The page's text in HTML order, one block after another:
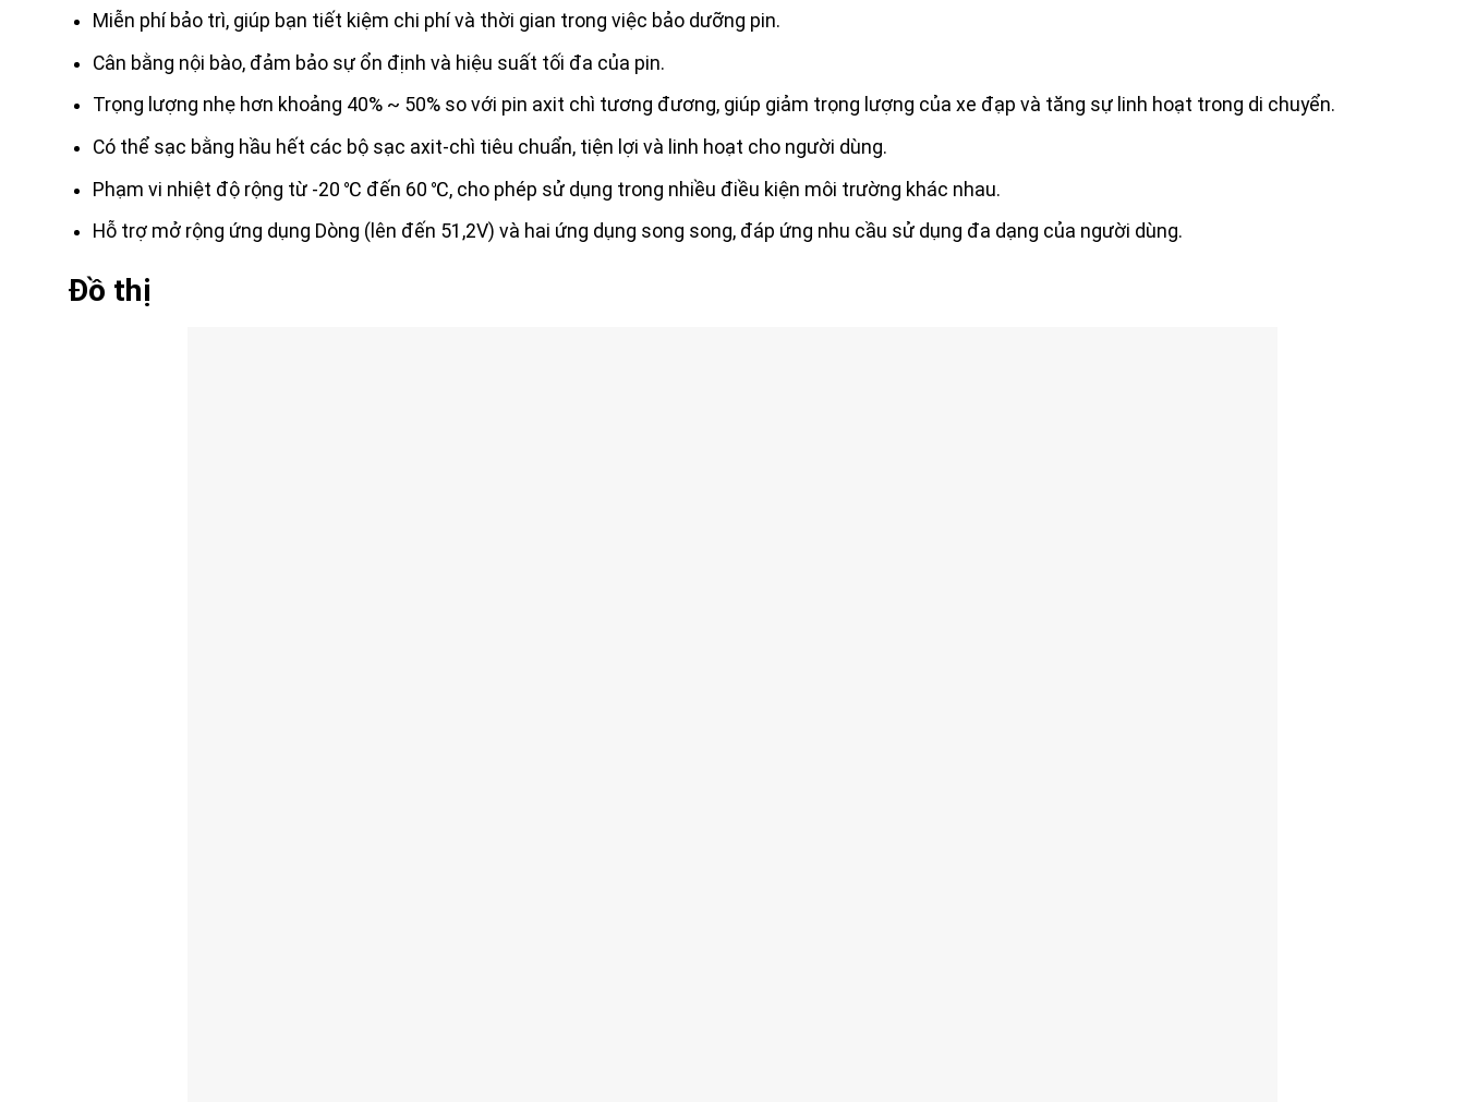
Miễn phí bảo trì, giúp bạn tiết kiệm chi phí và thời gian trong việc bảo dưỡng pin.
Cân bằng nội bào, đảm bảo sự ổn định và hiệu suất tối đa của pin.
Trọng lượng nhẹ hơn khoảng 40% ~ 50% so với pin axit chì tương đương, giúp giảm trọng lượng của xe đạp và tăng sự linh hoạt trong di chuyển.
Có thể sạc bằng hầu hết các bộ sạc axit-chì tiêu chuẩn, tiện lợi và linh hoạt cho người dùng.
Phạm vi nhiệt độ rộng từ -20 ℃ đến 60 ℃, cho phép sử dụng trong nhiều điều kiện môi trường khác nhau.
Hỗ trợ mở rộng ứng dụng Dòng (lên đến 51,2V) và hai ứng dụng song song, đáp ứng nhu cầu sử dụng đa dạng của người dùng.
Đồ thị